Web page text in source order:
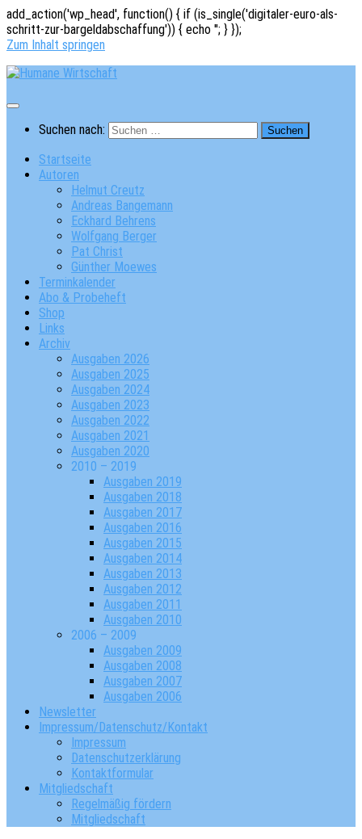
add_action('wp_head', function() { if (is_single('digitaler-euro-als-
schritt-zur-bargeldabschaffung')) { echo ''; } });
Zum Inhalt springen
Suchen nach:
Startseite
Autoren
Helmut Creutz
Andreas Bangemann
Eckhard Behrens
Wolfgang Berger
Pat Christ
Günther Moewes
Terminkalender
Abo & Probeheft
Shop
Links
Archiv
Ausgaben 2026
Ausgaben 2025
Ausgaben 2024
Ausgaben 2023
Ausgaben 2022
Ausgaben 2021
Ausgaben 2020
2010 – 2019
Ausgaben 2019
Ausgaben 2018
Ausgaben 2017
Ausgaben 2016
Ausgaben 2015
Ausgaben 2014
Ausgaben 2013
Ausgaben 2012
Ausgaben 2011
Ausgaben 2010
2006 – 2009
Ausgaben 2009
Ausgaben 2008
Ausgaben 2007
Ausgaben 2006
Newsletter
Impressum/Datenschutz/Kontakt
Impressum
Datenschutzerklärung
Kontaktformular
Mitgliedschaft
Regelmäßig fördern
Mitgliedschaft